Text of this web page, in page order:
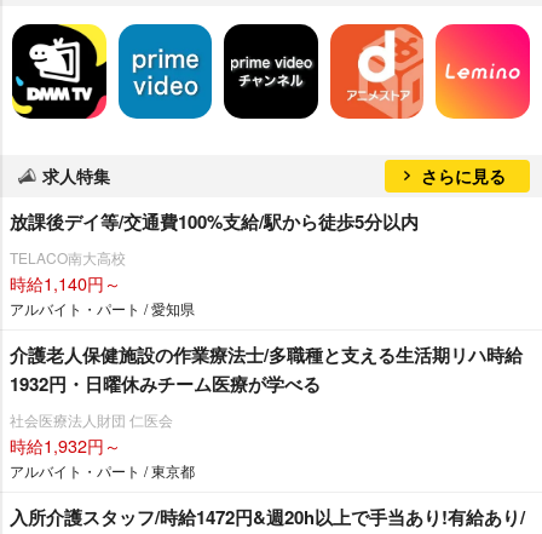
求人特集 さらに見る
放課後デイ等/交通費100%支給/駅から徒歩5分以内
TELACO南大高校
時給1,140円～
アルバイト・パート / 愛知県
介護老人保健施設の作業療法士/多職種と支える生活期リハ時給
1932円・日曜休みチーム医療が学べる
社会医療法人財団 仁医会
時給1,932円～
アルバイト・パート / 東京都
入所介護スタッフ/時給1472円&週20h以上で手当あり!有給あり/